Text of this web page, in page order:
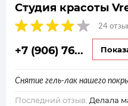
Студия красоты
24
+7 (906) 76...
Снятие гель-лак нашего
Последний отзыв: Делала